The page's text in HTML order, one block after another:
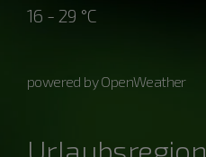
16 - 29 °C
powered by OpenWeather
Urlaubsregion